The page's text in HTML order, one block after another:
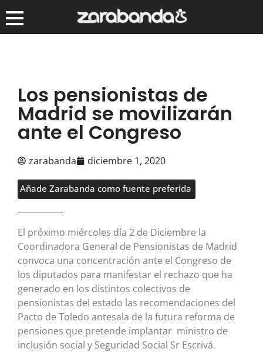
Los pensionistas de
Madrid se movilizarán
ante el Congreso
zarabanda diciembre 1, 2020
Añade Zarabanda como fuente preferida
El próximo miércoles día 2 de Diciembre la
Coordinadora General de Pensionistas de Madrid
convoca una concentración ante el Congreso de
los diputados para manifestar el rechazo que ha
generado en los distintos colectivos de
pensionistas del estado las recomendaciones del
Pacto de Toledo antesala de la futura reforma de
pensiones que pretende implantar ministro de
inclusión social y Seguridad Social Sr Escrivá.